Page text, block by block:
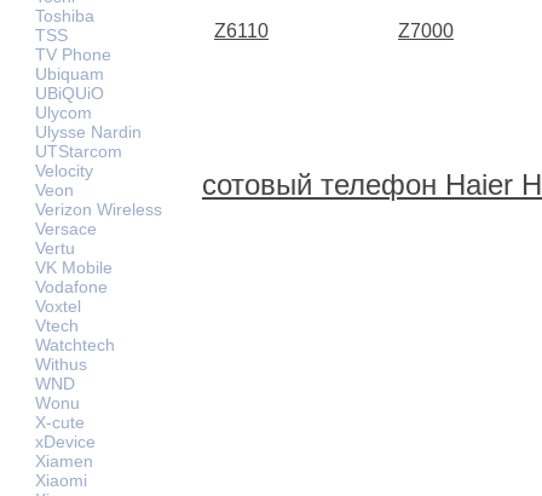
Toshiba
TSS
TV Phone
Ubiquam
UBiQUiO
Ulycom
Ulysse Nardin
UTStarcom
Velocity
Veon
Verizon Wireless
Versace
Vertu
VK Mobile
Vodafone
Voxtel
Vtech
Watchtech
Withus
WND
Wonu
X-cute
xDevice
Xiamen
Xiaomi
Z6110 Z7000
сотовый телефон Haier